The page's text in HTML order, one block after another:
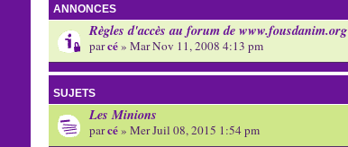
ANNONCES
Règles d'accès au forum de www.fousdanim.org
parcé» Mar Nov 11, 2008 4:13 pm
SUJETS
Les Minions
parcé» Mer Juil 08, 2015 1:54 pm